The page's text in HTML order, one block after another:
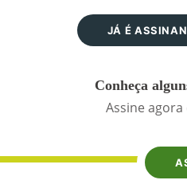
JÁ É
Conheça
Assine